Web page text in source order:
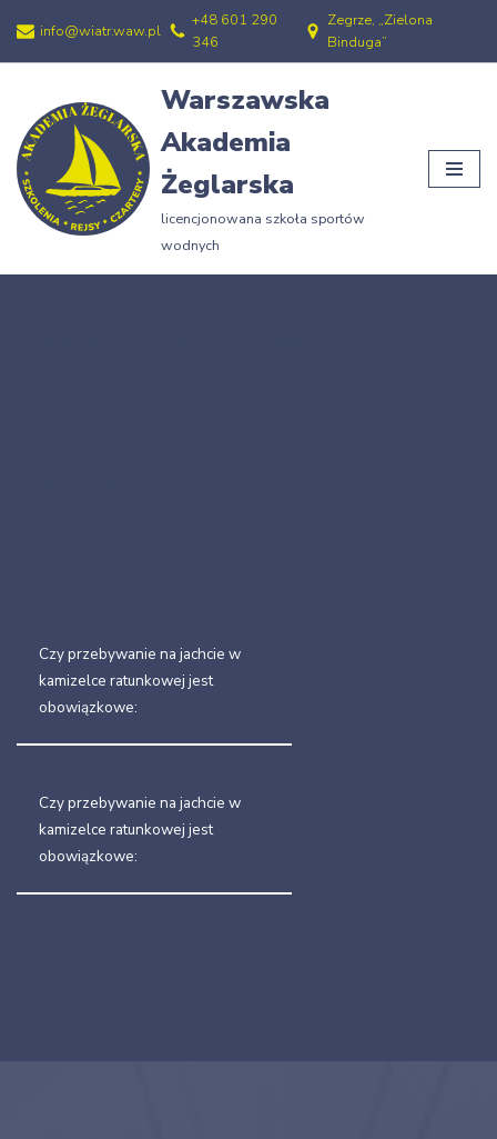
Przejdź
treści
info@wiatr.waw.pl
+48 601 290
346
Zegrze, „Zielona
Binduga”
Warszawska
Akademia
Żeglarska
licencjonowana szkoła sportów
wodnych
Czy przebywanie na jachcie w
kamizelce ratunkowej jest
obowiązkowe:
Czy przebywanie na jachcie w
kamizelce ratunkowej jest
obowiązkowe: